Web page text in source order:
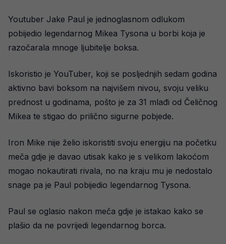
Youtuber Jake Paul je jednoglasnom odlukom
pobijedio legendarnog Mikea Tysona u borbi koja je
razočarala mnoge ljubitelje boksa.
Iskoristio je YouTuber, koji se posljednjih sedam godina
aktivno bavi boksom na najvišem nivou, svoju veliku
prednost u godinama, pošto je za 31 mlađi od Čeličnog
Mikea te stigao do prilično sigurne pobjede.
Iron Mike nije želio iskoristiti svoju energiju na početku
meča gdje je davao utisak kako je s velikom lakoćom
mogao nokautirati rivala, no na kraju mu je nedostalo
snage pa je Paul pobijedio legendarnog Tysona.
Paul se oglasio nakon meča gdje je istakao kako se
plašio da ne povrijedi legendarnog borca.